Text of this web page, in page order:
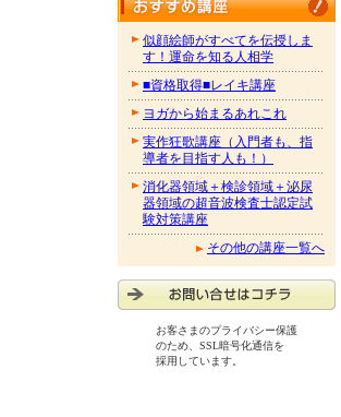
似顔絵師がすべてを伝授しま
す！運命を知る人相学
■資格取得■レイキ講座
ヨガから始まるあれこれ
実作狂歌講座（入門者も、指
導者を目指す人も！）
消化器領域＋検診領域＋泌尿
器領域の超音波検査士認定試
験対策講座
その他の講座一覧へ
お客さまのプライバシー保護
のため、SSL暗号化通信を
採用しています。